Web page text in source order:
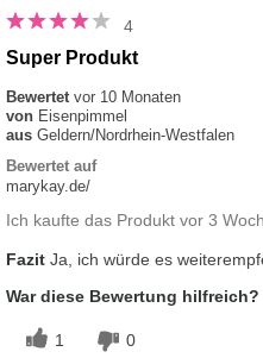
4
Super Produkt
Bewertet vor 10 Monaten
von Eisenpimmel
aus Geldern/Nordrhein-Westfalen
Bewertet auf
marykay.de/
Ich kaufte das Produkt vor 3
Fazit Ja, ich würde es
War diese Bewertung hilfreich?
1 0